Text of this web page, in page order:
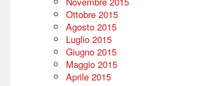
Ottobre 2015
Agosto 2015
Luglio 2015
Giugno 2015
Maggio 2015
Aprile 2015